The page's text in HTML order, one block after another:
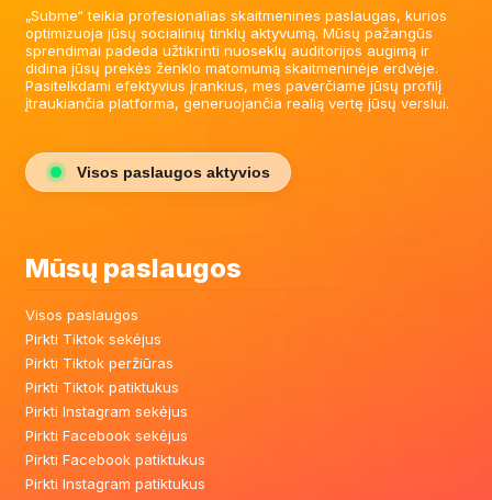
„Subme“ teikia profesionalias skaitmenines paslaugas, kurios
optimizuoja jūsų socialinių tinklų aktyvumą. Mūsų pažangūs
sprendimai padeda užtikrinti nuoseklų auditorijos augimą ir
didina jūsų prekės ženklo matomumą skaitmeninėje erdvėje.
Pasitelkdami efektyvius įrankius, mes paverčiame jūsų profilį
įtraukiančia platforma, generuojančia realią vertę jūsų verslui.
Visos paslaugos aktyvios
Mūsų paslaugos
Visos paslaugos
Pirkti Tiktok sekėjus
Pirkti Tiktok peržiūras
Pirkti Tiktok patiktukus
Pirkti Instagram sekėjus
Pirkti Facebook sekėjus
Pirkti Facebook patiktukus
Pirkti Instagram patiktukus